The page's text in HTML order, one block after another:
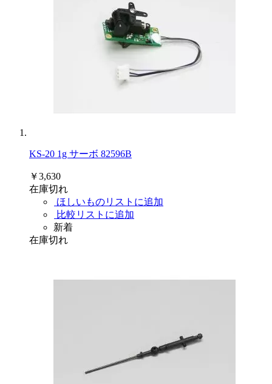
KS-20 1g サーボ 82596B
￥3,630
在庫切れ
ほしいものリストに追加
比較リストに追加
新着
在庫切れ